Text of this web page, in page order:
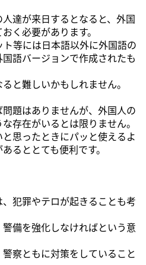
達が来日するとなると、外国
く必要があります。
等には日本語以外に外国語の
語バージョンで作成されたも
と難しいかもしれません。
題はありませんが、外国人の
存在がいるとは限りません。
思ったときにパッと使えるよ
るととても便利です。
犯罪やテロが起きることも考
備を強化しなければという意
察ともに対策をしていること